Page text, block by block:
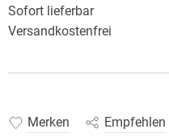
Sofort lieferbar
Versandkostenfrei
Merken Empfehlen